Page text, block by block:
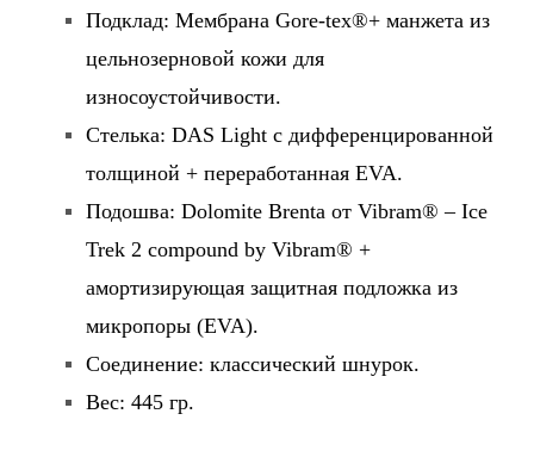
Подклад: Мембрана Gore-tex®+ манжета из
цельнозерновой кожи для
износоустойчивости.
Стелька: DAS Light c дифференцированной
толщиной + переработанная EVA.
Подошва: Dolomite Brenta от Vibram® – Ice
Trek 2 compound by Vibram® +
амортизирующая защитная подложка из
микропоры (EVA).
Соединение: классический шнурок.
Вес: 445 гр.